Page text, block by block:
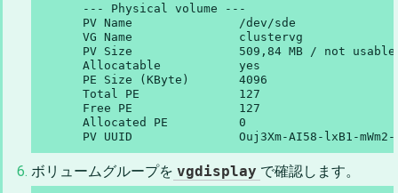
      --- Physical volume ---
      PV Name               /dev/sde
      VG Name               clustervg
PV Size               509,84 MB / not
      Allocatable           yes
      PE Size (KByte)       4096
      Total PE              127
      Free PE               127
      Allocated PE          0
PV UUID               Ouj3Xm-AI58-lxB1-
ボリュームグループを vgdisplay で確認します。